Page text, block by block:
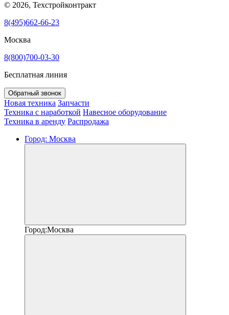
© 2026, Техстройконтракт
8(495)662-66-23
Москва
8(800)700-03-30
Бесплатная линия
Обратный звонок
Новая техника Запчасти
Техника с наработкой Навесное оборудование
Техника в аренду Распродажа
Город: Москва
Город:Москва